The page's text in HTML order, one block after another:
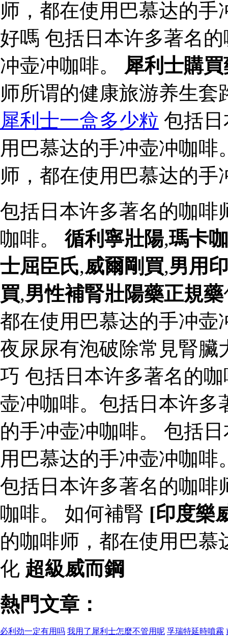
师，都在使用巴慕达的
好嗎 包括日本许多著名
冲壶冲咖啡。 犀利士購
师所谓的健康旅游养生
犀利士一盒多少粒 包括
用巴慕达的手冲壶冲咖
师，都在使用巴慕达的手
包括日本许多著名的咖啡
咖啡。循利寧壯陽,瑪卡
士屈臣氏,威爾剛買,男用
買,男性補腎壯陽藥正規藥
都在使用巴慕达的手冲壶
夜尿尿有泡破除常見腎臟
巧 包括日本许多著名的
壶冲咖啡。包括日本许多
的手冲壶冲咖啡。 包括
用巴慕达的手冲壶冲咖啡
包括日本许多著名的咖啡
咖啡。 如何補腎 [印度樂
的咖啡师，都在使用巴
化 超級威而鋼
熱門文章：
必利劲一定有用吗 我用了犀利士怎麼不管用呢 孚瑞特延時噴霧